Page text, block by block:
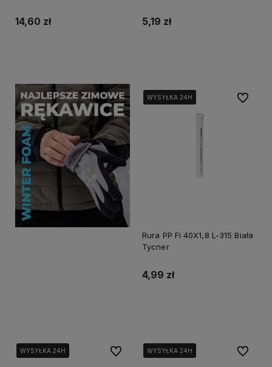
14,60 zł 5,19 zł
WYSYŁKA 24H
WYSYŁKA 24H
WYSYŁKA 24H
Rura PP Fi 40X1,8 L-315 Biała
Tycner
4,99 zł
Do
WYSYŁKA 24H
WYSYŁKA 24H
WYSYŁKA 24H Do ulubionychWYSYŁKA 24H
WYSYŁKA 24H
WYSYŁKA 24H Do